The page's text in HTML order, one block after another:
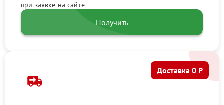
при заявке на сайте
Получить
Доставка 0 ₽